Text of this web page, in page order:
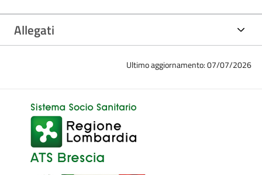
Allegati
Ultimo aggiornamento: 07/07/2026